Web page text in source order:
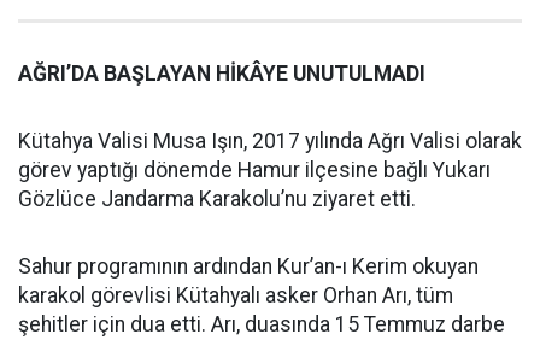
AĞRI’DA BAŞLAYAN HİKÂYE UNUTULMADI
Kütahya Valisi Musa Işın, 2017 yılında Ağrı Valisi olarak
görev yaptığı dönemde Hamur ilçesine bağlı Yukarı
Gözlüce Jandarma Karakolu’nu ziyaret etti.
Sahur programının ardından Kur’an-ı Kerim okuyan
karakol görevlisi Kütahyalı asker Orhan Arı, tüm
şehitler için dua etti. Arı, duasında 15 Temmuz darbe